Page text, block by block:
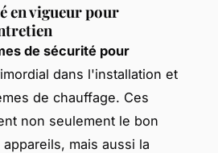
en vigueur pour
de sécurité pour
dans l'installation et
de chauffage. Ces
non seulement le bon
mais aussi la